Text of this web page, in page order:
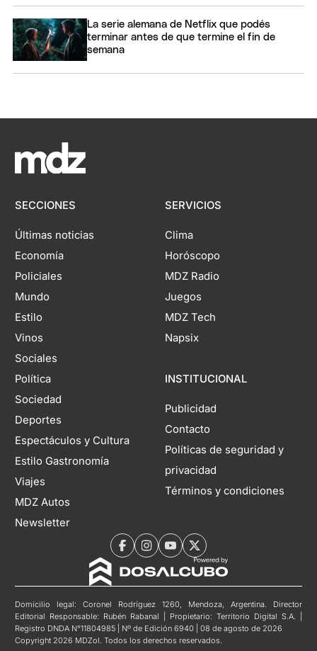
La serie alemana de Netflix que podés
terminar antes de que termine el fin de
semana
SECCIONES
Últimas noticias
Economía
Policiales
Mundo
Estilo
Vinos
Sociales
Política
Sociedad
Deportes
Espectáculos y Cultura
Estilo Gastronomía
Viajes
MDZ Autos
Newsletter
SERVICIOS
Clima
Horóscopo
MDZ Radio
Juegos
MDZ Tech
Napsix
INSTITUCIONAL
Publicidad
Contacto
Políticas de seguridad y
privacidad
Términos y condiciones
Domicilio legal: Coronel Rodríguez 1260, Mendoza, Argentina. Director
Editorial Responsable: Rubén Rabanal | Propietario: Territorio Digital S.A. |
Registro DNDA N°11804985 | Nº de Edición 6940 | 08 de agosto de 2026
Copyright 2026 MDZol. Todos los derechos reservados.